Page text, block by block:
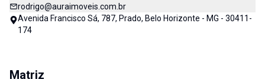
rodrigo@auraimoveis.com.br
Avenida Francisco Sá, 787, Prado, Belo Horizonte - MG - 30411-
174
Matriz